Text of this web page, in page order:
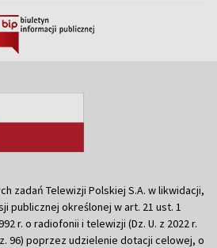
zadań Telewizji Polskiej S.A. w likwidacji,
publicznej określonej w art. 21 ust. 1
r. o radiofonii i telewizji (Dz. U. z 2022 r.
96) poprzez udzielenie dotacji celowej, o